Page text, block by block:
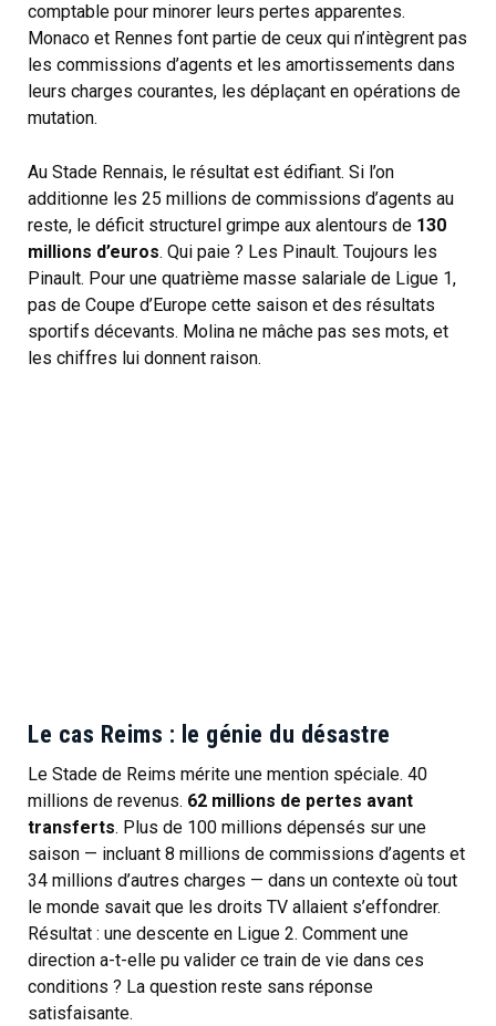
comptable pour minorer leurs pertes apparentes.
Monaco et Rennes font partie de ceux qui n’intègrent pas
les commissions d’agents et les amortissements dans
leurs charges courantes, les déplaçant en opérations de
mutation.
Au Stade Rennais, le résultat est édifiant. Si l’on
additionne les 25 millions de commissions d’agents au
reste, le déficit structurel grimpe aux alentours de 130
millions d’euros. Qui paie ? Les Pinault. Toujours les
Pinault. Pour une quatrième masse salariale de Ligue 1,
pas de Coupe d’Europe cette saison et des résultats
sportifs décevants. Molina ne mâche pas ses mots, et
les chiffres lui donnent raison.
Le cas Reims : le génie du désastre
Le Stade de Reims mérite une mention spéciale. 40
millions de revenus. 62 millions de pertes avant
transferts. Plus de 100 millions dépensés sur une
saison — incluant 8 millions de commissions d’agents et
34 millions d’autres charges — dans un contexte où tout
le monde savait que les droits TV allaient s’effondrer.
Résultat : une descente en Ligue 2. Comment une
direction a-t-elle pu valider ce train de vie dans ces
conditions ? La question reste sans réponse
satisfaisante.